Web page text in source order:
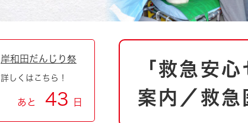
地域コミュニティ・ボラン
まちづくり
国際交流
本
「救急安
案内／救急
岸和田だんじり祭
詳しくはこちら！
あと 43 日